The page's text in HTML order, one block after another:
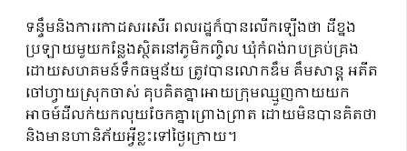
ទន្ទឹមនិងការកោដសរសើរ ពលរដ្ឋក៏បានលើកឡើងថា ដីខ្នង
ប្រឡាយមួយកន្លែងស្ថិតនៅភូមិកញ្ចិល ឃុំកំពង់រាបគ្រប់គ្រង
ដោយសហគមន៍ទឹកធម្មន័យ ត្រូវបានលោកឌឹម គឹមសាន្ត អតីត
ចៅហ្វាយស្រុកចាស់ គុបគិតគ្នាអោយក្រុមឈ្មួញកាយយក
អាចម៍ដីលក់យកលុយចែកគ្នាព្រោងព្រាត ដោយមិនបានគិតថា
និងមានហានិភ័យអ្វីខ្លះទៅថ្ងៃក្រោយ។